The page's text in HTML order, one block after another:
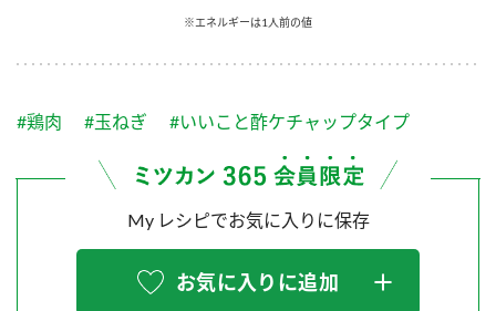
ふりかけ おすしの素
PIN印
三ツ判山吹
スペシャルサイト
お酢を知ろう！
水の文化センター（アーカイブ）
ZENB initiative
MIM（ミツカンミュージアム）
各部門が大切にしていること
販売終了製品のご案内
よくあるご質問
※エネルギーは1人前の値
#鶏肉 #玉ねぎ #いいこと酢ケチャップタイプ
My レシピでお気に入りに保存
お気に入りに追加